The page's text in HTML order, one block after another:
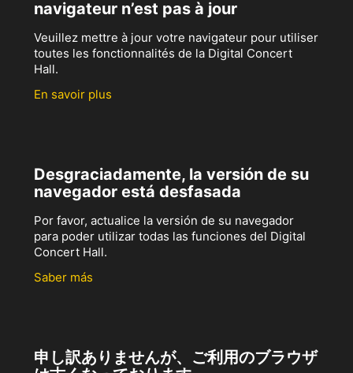
navigateur n’est pas à jour
Veuillez mettre à jour votre navigateur pour utiliser
toutes les fonctionnalités de la Digital Concert
Hall.
En savoir plus
Desgraciadamente, la versión de su
navegador está desfasada
Por favor, actualice la versión de su navegador
para poder utilizar todas las funciones del Digital
Concert Hall.
Saber más
申し訳ありませんが、ご利用のブラウザ